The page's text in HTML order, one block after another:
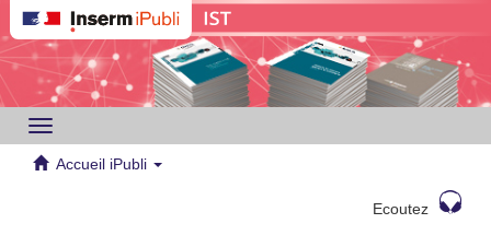
Toggle
navigation
Accueil iPubli
Ecoutez